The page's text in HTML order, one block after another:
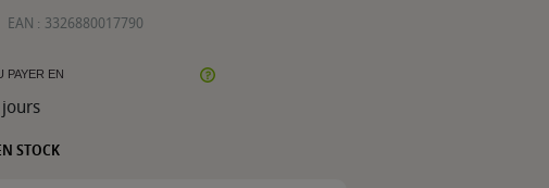
EAN : 3326880017790
PAYER EN
STOCK